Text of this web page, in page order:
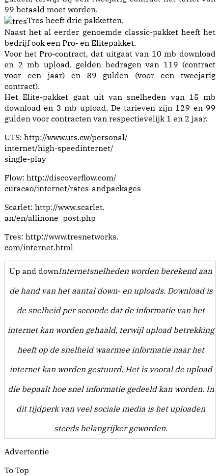
99 betaald moet worden.
Tres heeft drie pakketten.
Naast het al eerder genoemde classic-pakket heeft het
bedrijf ook een Pro- en Elitepakket.
Voor het Pro-contract, dat uitgaat van 10 mb download
en 2 mb upload, gelden bedragen van 119 (contract
voor een jaar) en 89 gulden (voor een tweejarig
contract).
Het Elite-pakket gaat uit van snelheden van 15 mb
download en 3 mb upload. De tarieven zijn 129 en 99
gulden voor contracten van respectievelijk 1 en 2 jaar.
UTS: http://www.uts.cw/personal/
internet/high-speedinternet/
single-play
Flow: http://discoverflow.com/
curacao/internet/rates-andpackages
Scarlet: http://www.scarlet.
an/en/allinone_post.php
Tres: http://www.tresnetworks.
com/internet.html
Up and downInternetsnelheden worden berekend aan
de hand van het aantal down- en uploads. Download is
de snelheid per seconde dat de informatie van het
internet kan worden gehaald, terwijl upload betrekking
heeft op de snelheid waarmee informatie naar het
internet kan worden gestuurd. Het is vooral de upload
die bepaalt hoe snel informatie gedeeld kan worden. In
dit tijdperk van veel sociale media is het uploaden
steeds belangrijker geworden.
Advertentie
To Top